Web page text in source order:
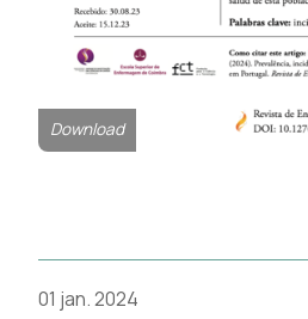
Download
01 jan. 2024